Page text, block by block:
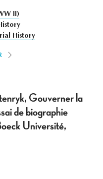
II)
History
Gouverner la
de biographie
Université,